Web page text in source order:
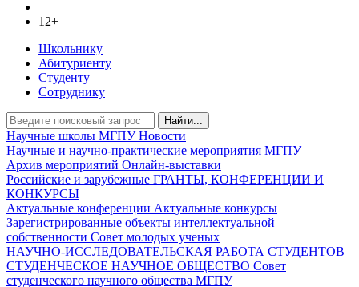
12+
Школьнику
Абитуриенту
Студенту
Сотруднику
Найти...
Научные школы МГПУНовости
Научные и научно-практические мероприятия МГПУ
Архив мероприятий Онлайн-выставки
Российские и зарубежные ГРАНТЫ, КОНФЕРЕНЦИИ И
КОНКУРСЫ
Актуальные конференции Актуальные конкурсы
Зарегистрированные объекты интеллектуальной
собственности Совет молодых ученых
НАУЧНО-ИССЛЕДОВАТЕЛЬСКАЯ РАБОТА СТУДЕНТОВ
СТУДЕНЧЕСКОЕ НАУЧНОЕ ОБЩЕСТВО Совет
студенческого научного общества МГПУ